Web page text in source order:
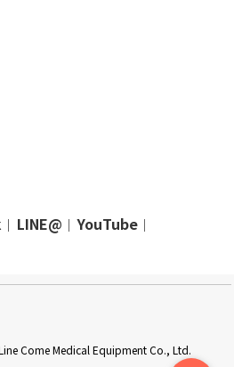
｜ LINE@ ｜ YouTube ｜
Come Medical Equipment Co., Ltd.